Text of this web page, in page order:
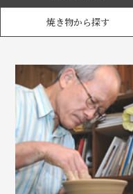
焼き物から探す